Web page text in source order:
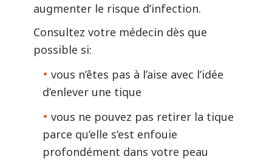
augmenter le risque d’infection.
Consultez votre médecin dès que
possible si:
vous n’êtes pas à l’aise avec l’idée
d’enlever une tique
vous ne pouvez pas retirer la tique
parce qu’elle s’est enfouie
profondément dans votre peau